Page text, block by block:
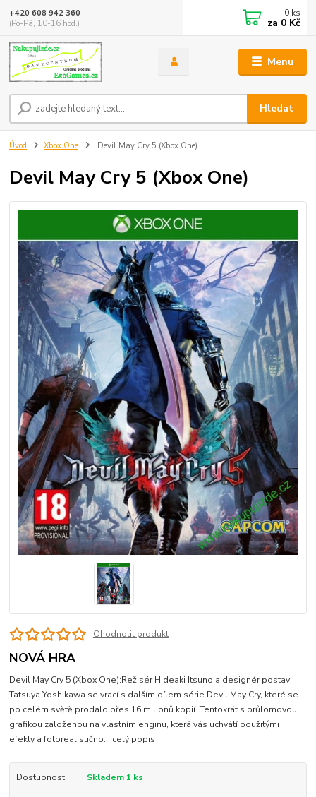
Menu
Hledat
+420 608 942 360
(Po-Pá, 10-16 hod.)
0 ks
za 0 Kč
Úvod Xbox One Devil May Cry 5 (Xbox One)
Devil May Cry 5 (Xbox One)
Ohodnotit produkt
NOVÁ HRA
Devil May Cry 5 (Xbox One):Režisér Hideaki Itsuno a designér postav
Tatsuya Yoshikawa se vrací s dalším dílem série Devil May Cry, které se
po celém světě prodalo přes 16 milionů kopií. Tentokrát s průlomovou
grafikou založenou na vlastním enginu, která vás uchvátí použitými
efekty a fotorealistično... celý popis
Dostupnost Skladem 1 ks